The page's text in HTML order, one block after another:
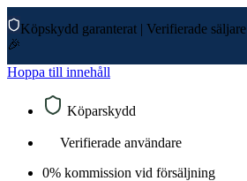
Köpskydd garanterat | Verifierade säljare
🎉
Hoppa till innehåll
Köparskydd
Verifierade användare
0% kommission vid försäljning